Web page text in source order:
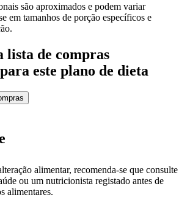
são aproximados e podem variar
em tamanhos de porção específicos e
lista de compras
este plano de dieta
alimentar, recomenda-se que consulte
ou um nutricionista registado antes de
alimentares.